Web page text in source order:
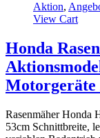
Aktion,
View Cart
Honda
Motorgeräte
Rasenmäher
53cm Schnittbreite,